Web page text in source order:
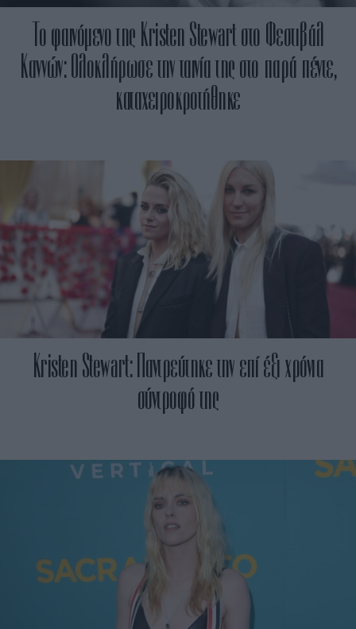
Το φαινόμενο της Kristen Stewart στο Φεστιβάλ
Καννών: Ολοκλήρωσε την ταινία της στο παρά πέντε,
καταχειροκροτήθηκε
Kristen Stewart: Παντρεύτηκε την επί έξι χρόνια
σύντροφό της